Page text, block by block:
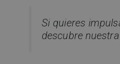
Si quieres
descubre